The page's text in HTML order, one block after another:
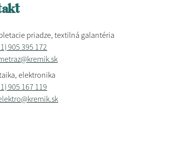
priadze, textilná galantéria
905 395 172
elektronika
905 167 119